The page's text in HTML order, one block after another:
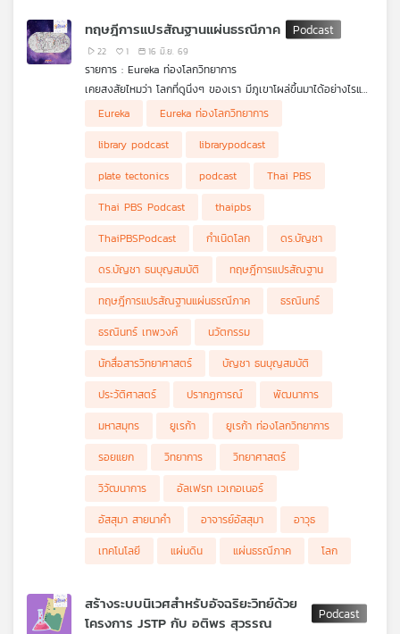
ทฤษฎีการแปรสัณฐานแผ่นธรณีภาค
22 1 16 มิ.ย. 69
รายการ : Eureka ท่องโลกวิทยาการ
เคยสงสัยไหมว่า โลกที่ดูนิ่งๆ ของเรา มีภูเขาโผล่ขึ้นมาได้อย่างไรและ
มหาสมุทรเกิดขึ้นมาได้อย่างไร ? คำถามเหล่านี้นำไปสู่หนึ่งในแนวคิดที่
สำคัญอันหนึ่งที่เปลี่ยนความเข้าใจของมนุษย์เกี่ยวกับโลกไปตลอดกาล
รายการ Eureka ท่องโลกวิทยาการ ep นี้ อาจารย์อัสสุมา สายนาคำ
จะพาไปทำความรู้จักกับแนวคิดทวีปเลื่อน (continental drift) ขอ
งอัลเฟรท เวเกอเนอร์ (Alfred Wegener) นักวิทยาศาสตร์ชาว
เยอรมัน ผู้ที่สงสัยว่า "ทำไมชายฝั่งด้านตะวันตกของทวีปแอฟริกาและ
ชายฝั่งด้านตะวันออกของทวีปอเมริกาใต้ถึงดูเหมือนจิ๊กซอว์ที่ต่อกัน
ได้พอดี? ทวีปทั้ง 2 นี้ เคยเชื่อมต่อกันหรือไม่ จนนำไปสู่แนวคิดที่ว่า
"ทวีปต่าง ๆ บนโลกที่เห็นในปัจจุบัน เคยอยู่รวมกันเป็นมหาทวีปขนาด
ในภายหลัง" และแนวคิดนี้ก็สร้างคำถามสำคัญถัดมา คือ "แล้วอะไรที่
ทำให้พันเจีย หรือทวีปทั้งทวีปแยกออกจากกัน ?"
แม้เวเกอเนอร์จะมีหลักฐานสำคัญที่ชี้ว่าทวีปต่างๆ เคยอยู่ติดกันจริงๆ
แต่ก็ไม่สามารถตอบได้ว่าอะไรทำให้ทวีปเคลื่อนที่ออกจากกัน จนกระทั่ง
ในช่วงศวรรษที่ 20 มีการสำรวจพื้นมหาสมุทร ทำให้พบกลไกการแยก
ออกจากกันของแผ่นธรณี และ "ทฤษฎีการแปรสัณฐานแผ่นธรณี
ภาค" (plate tectonics) ซึ่งเป็นกุญแจสำคัญที่จะอธิบายได้ว่าภูเขา
โผล่ขึ้นมาได้อย่างไร มาติดตามรับฟังเรื่องราวความเป็นมาของโลกไป
พร้อมกันได้ในรายการ Eureka ท่องโลกวิทยาการ ตอน Plate
Tectonics ทฤษฎีแผ่นธรณีแปรสัณฐาน
Eureka
Eureka ท่องโลกวิทยาการ
library podcast
librarypodcast
plate tectonics
podcast
Thai PBS
Thai PBS Podcast
thaipbs
ThaiPBSPodcast
กำเนิดโลก
ดร.บัญชา
ดร.บัญชา ธนบุญสมบัติ
ทฤษฎีการแปรสัณฐาน
ทฤษฎีการแปรสัณฐานแผ่นธรณีภาค
ธรณินทร์
ธรณินทร์ เทพวงค์
นวัตกรรม
นักสื่อสารวิทยาศาสตร์
บัญชา ธนบุญสมบัติ
ประวัติศาสตร์
ปรากฏการณ์
พัฒนาการ
มหาสมุทร
ยูเรก้า
ยูเรก้า ท่องโลกวิทยาการ
รอยแยก
วิทยาการ
วิทยาศาสตร์
วิวัฒนาการ
อัลเฟรท เวเกอเนอร์
อัสสุมา สายนาคำ
อาจารย์อัสสุมา
อาวุธ
เทคโนโลยี
แผ่นดิน แผ่นธรณีภาค โลก
สร้างระบบนิเวศสำหรับอัจฉริยะวิทย์ด้วย
โครงการ JSTP กับ อติพร สุวรรณ